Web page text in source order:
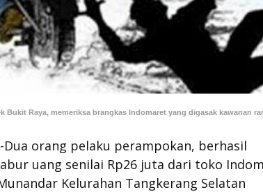
Bukit Raya, memeriksa brangkas Indomaret yang digasak kawanan
Dua orang pelaku perampokan, berhasil
uang senilai Rp26 juta dari toko
Kelurahan Tangkerang Selatan